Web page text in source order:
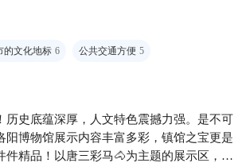
博物馆隐
的文化地标 6 公共交通方便 5
历史底蕴深厚，人文特色震撼力强。是不可
阳博物馆展示内容丰富多彩，镇馆之宝更是
件精品！以唐三彩马🐴为主题的展示区，将